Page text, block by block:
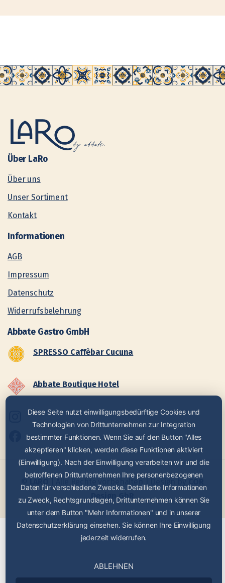
Über LaRo
Über uns
Unser Sortiment
Kontakt
Informationen
AGB
Impressum
Datenschutz
Widerrufsbelehrung
Abbate Gastro GmbH
SPRESSO Caffèbar Cucuna
Abbate Boutique Hotel
| Alle Rechte vorbehalten | Design by
Design GbR
Diese Seite nutzt einwilligungsbedürftige Cookies und
Technologien von Drittunternehmen zur Integration
bestimmter Funktionen. Wenn Sie auf den Button "Alles
akzeptieren" klicken, werden diese Funktionen aktiviert
(Einwilligung). Nach der Einwilligung verarbeiten wir und die
betroffenen Drittunternehmen Ihre personenbezogenen
Daten für verschiedene Zwecke. Detaillierte Informationen
zu Zweck, Rechtsgrundlagen, Drittunternehmen können Sie
unter dem Button "Mehr Informationen" und in unserer
Datenschutzerklärung einsehen. Sie können Ihre Einwilligung
jederzeit widerrufen.
ABLEHNEN